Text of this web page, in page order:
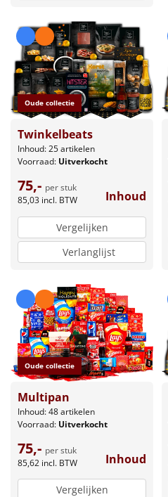
Oude collectie
Twinkelbeats
Inhoud: 25 artikelen
Voorraad: Uitverkocht
75,- per stuk
85,03 incl. BTW Inhoud
Vergelijken
Verlanglijst
Oude collectie
Multipan
Inhoud: 48 artikelen
Voorraad: Uitverkocht
75,- per stuk
85,62 incl. BTW Inhoud
Vergelijken